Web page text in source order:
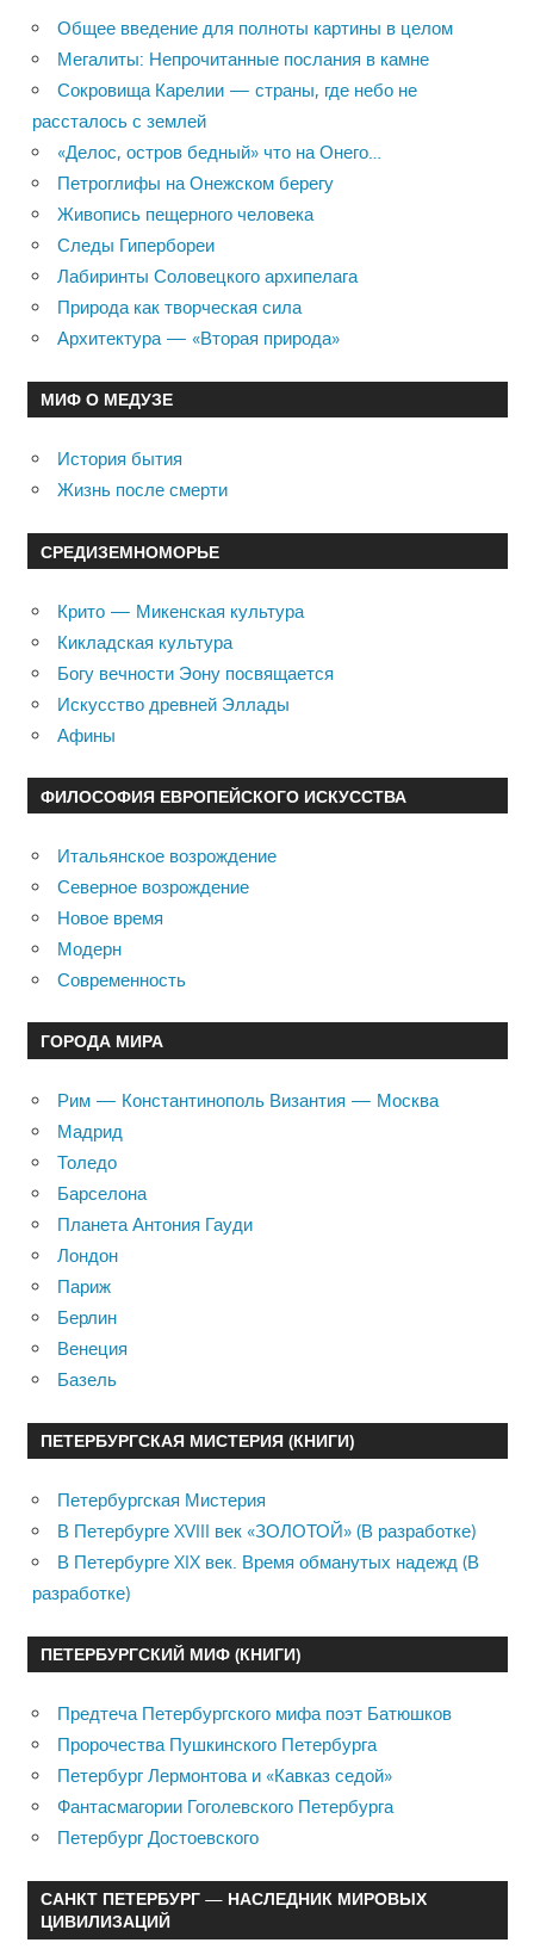
записям
Общее введение для полноты картины в целом
Мегалиты: Непрочитанные послания в камне
Сокровища Карелии — страны, где небо не
рассталось с землей
«Делос, остров бедный» что на Онего…
Петроглифы на Онежском берегу
Живопись пещерного человека
Следы Гипербореи
Лабиринты Соловецкого архипелага
Природа как творческая сила
Архитектура — «Вторая природа»
МИФ О МЕДУЗЕ
История бытия
Жизнь после смерти
СРЕДИЗЕМНОМОРЬЕ
Крито — Микенская культура
Кикладская культура
Богу вечности Эону посвящается
Искусство древней Эллады
Афины
ФИЛОСОФИЯ ЕВРОПЕЙСКОГО ИСКУССТВА
Итальянское возрождение
Северное возрождение
Новое время
Модерн
Современность
ГОРОДА МИРА
Рим — Константинополь Византия — Москва
Мадрид
Толедо
Барселона
Планета Антония Гауди
Лондон
Париж
Берлин
Венеция
Базель
ПЕТЕРБУРГСКАЯ МИСТЕРИЯ (КНИГИ)
Петербургская Мистерия
В Петербурге XVIII век «ЗОЛОТОЙ» (В разработке)
В Петербурге XIX век. Время обманутых надежд (В
разработке)
ПЕТЕРБУРГСКИЙ МИФ (КНИГИ)
Предтеча Петербургского мифа поэт Батюшков
Пророчества Пушкинского Петербурга
Петербург Лермонтова и «Кавказ седой»
Фантасмагории Гоголевского Петербурга
Петербург Достоевского
САНКТ ПЕТЕРБУРГ — НАСЛЕДНИК МИРОВЫХ
ЦИВИЛИЗАЦИЙ